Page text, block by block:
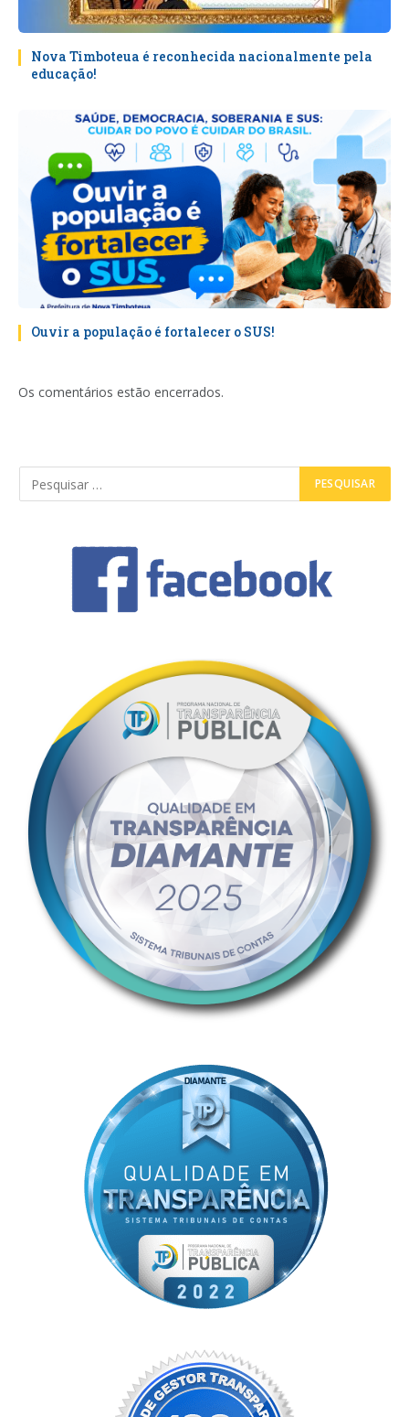
Nova Timboteua é reconhecida nacionalmente pela
educação!
Ouvir a população é fortalecer o SUS!
Os comentários estão encerrados.